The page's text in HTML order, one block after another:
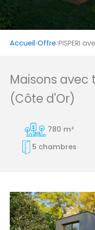
Accueil Offre PISPERI
Maisons avec
(Côte d'Or)
780 m²
5 chambres